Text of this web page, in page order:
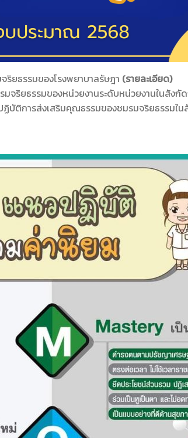
ยธรรมของโรงพยาบาลรัษฎา (รายละเอียด)
ริยธรรมของหน่วยงานระดับหน่วยงานในสังกั
บัติการส่งเสริมคุณธรรมของชมรมจริยธรรมใ